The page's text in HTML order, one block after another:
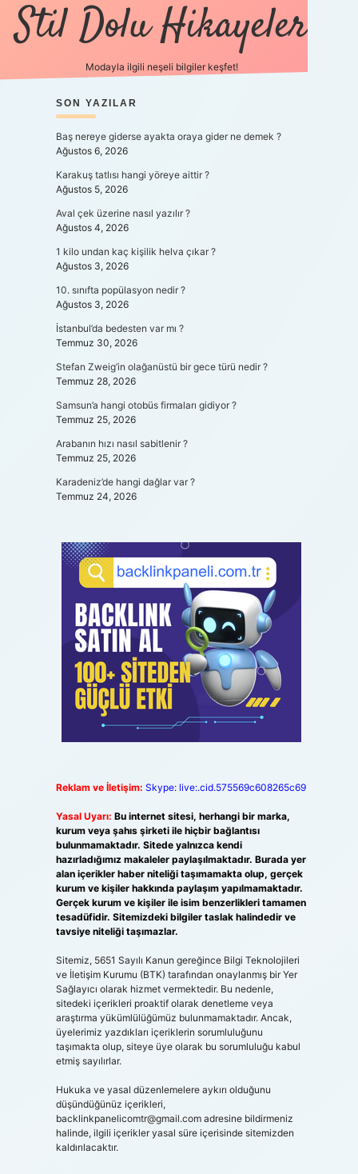
Stil Dolu Hikayeler
Modayla ilgili neşeli bilgiler keşfet!
SIDEBAR
SON YAZILAR
Baş nereye giderse ayakta oraya gider ne demek ?
Ağustos 6, 2026
Karakuş tatlısı hangi yöreye aittir ?
Ağustos 5, 2026
Aval çek üzerine nasıl yazılır ?
Ağustos 4, 2026
1 kilo undan kaç kişilik helva çıkar ?
Ağustos 3, 2026
10. sınıfta popülasyon nedir ?
Ağustos 3, 2026
İstanbul’da bedesten var mı ?
Temmuz 30, 2026
Stefan Zweig’in olağanüstü bir gece türü nedir ?
Temmuz 28, 2026
Samsun’a hangi otobüs firmaları gidiyor ?
Temmuz 25, 2026
Arabanın hızı nasıl sabitlenir ?
Temmuz 25, 2026
Karadeniz’de hangi dağlar var ?
Temmuz 24, 2026
Reklam ve İletişim: Skype: live:.cid.575569c608265c69
Yasal Uyarı: Bu internet sitesi, herhangi bir marka,
kurum veya şahıs şirketi ile hiçbir bağlantısı
bulunmamaktadır. Sitede yalnızca kendi
hazırladığımız makaleler paylaşılmaktadır. Burada yer
alan içerikler haber niteliği taşımamakta olup, gerçek
kurum ve kişiler hakkında paylaşım yapılmamaktadır.
Gerçek kurum ve kişiler ile isim benzerlikleri tamamen
tesadüfidir. Sitemizdeki bilgiler taslak halindedir ve
tavsiye niteliği taşımazlar.
Sitemiz, 5651 Sayılı Kanun gereğince Bilgi Teknolojileri
ve İletişim Kurumu (BTK) tarafından onaylanmış bir Yer
Sağlayıcı olarak hizmet vermektedir. Bu nedenle,
sitedeki içerikleri proaktif olarak denetleme veya
araştırma yükümlülüğümüz bulunmamaktadır. Ancak,
üyelerimiz yazdıkları içeriklerin sorumluluğunu
taşımakta olup, siteye üye olarak bu sorumluluğu kabul
etmiş sayılırlar.
Hukuka ve yasal düzenlemelere aykırı olduğunu
düşündüğünüz içerikleri,
backlinkpanelicomtr@gmail.comadresine bildirmeniz
halinde, ilgili içerikler yasal süre içerisinde sitemizden
kaldırılacaktır.